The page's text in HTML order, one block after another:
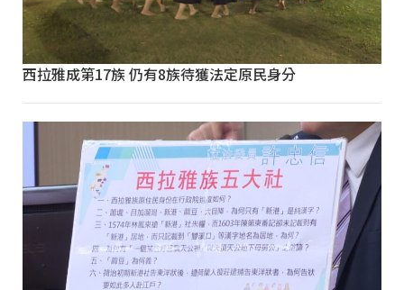
西拉雅成第17族 仍有8族待獲法定原民身分